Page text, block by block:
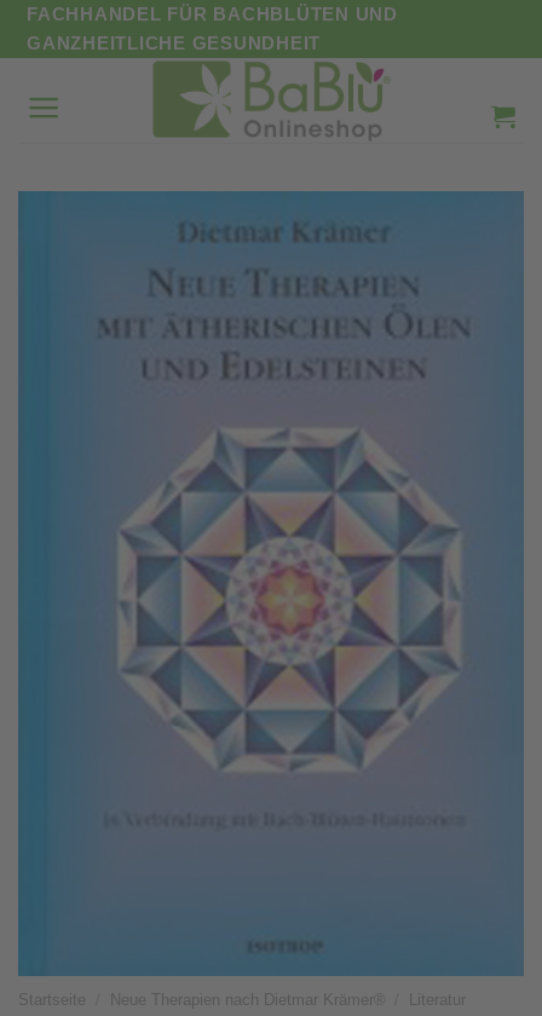
Zum
Inhalt
FACHHANDEL FÜR BACHBLÜTEN UND
GANZHEITLICHE GESUNDHEIT
Startseite Neue Therapien nach Dietmar Krämer® Literatur